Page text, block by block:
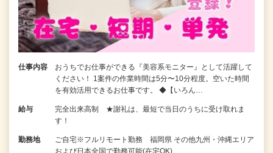
仕事内容
おうちでお仕事ができる『美容系モニター』として活躍して
ください！ 1案件の作業時間は5分〜10分程度。空いた時間
を有効活用できるお仕事です。 ◆【いろん…
給与
完全出来高制 ★謝礼は、最短で当日のうちに受け取れま
す！
勤務地
ご自宅※フルリモート勤務 福岡県 その他九州・沖縄エリア
および日本全国で勤務可能(在宅OK)